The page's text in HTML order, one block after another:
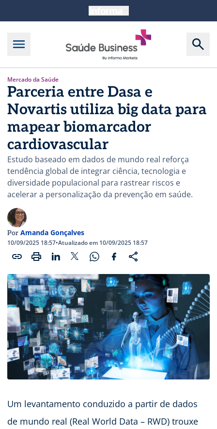
Mercado da Saúde
Parceria entre Dasa e
Novartis utiliza big data para
mapear biomarcador
cardiovascular
Estudo baseado em dados de mundo real reforça
tendência global de integrar ciência, tecnologia e
diversidade populacional para rastrear riscos e
acelerar a personalização da prevenção em saúde.
Por Amanda Gonçalves
10/09/2025 18:57•Atualizado em 10/09/2025 18:57
Um levantamento conduzido a partir de dados
de mundo real (Real World Data – RWD) trouxe